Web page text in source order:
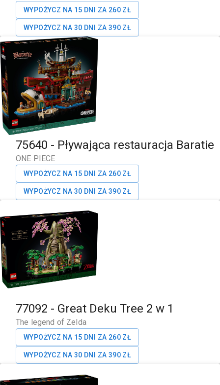
WYPOŻYCZ NA 15 DNI ZA 260 ZŁ
WYPOŻYCZ NA 30 DNI ZA 390 ZŁ
75640 - Pływająca restauracja Baratie
ONE PIECE
WYPOŻYCZ NA 15 DNI ZA 260 ZŁ
WYPOŻYCZ NA 30 DNI ZA 390 ZŁ
77092 - Great Deku Tree 2 w 1
The legend of Zelda
WYPOŻYCZ NA 15 DNI ZA 260 ZŁ
WYPOŻYCZ NA 30 DNI ZA 390 ZŁ